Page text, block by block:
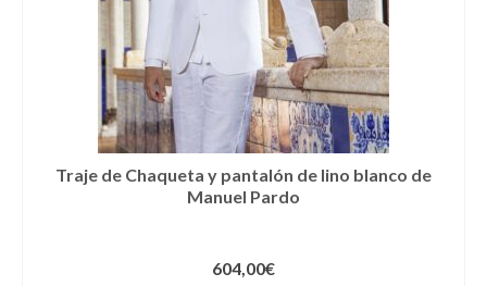
Abanicos
Anillos
Bolsos
Carteras
Traje de Chaqueta y pantalón de lino blanco de
Manuel Pardo
604,00€